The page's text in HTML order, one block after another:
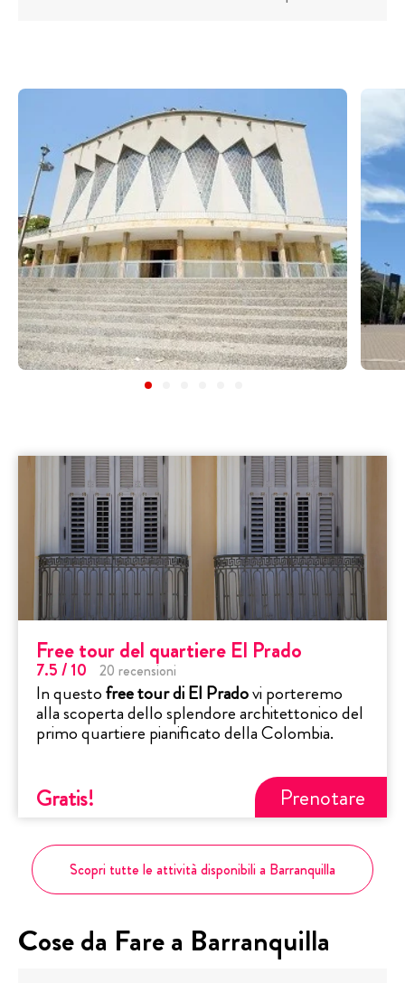
Free tour del quartiere El Prado
7.5/ 10 20 recensioni
In questofree tour di El Pradovi porteremo
alla scoperta dello splendore architettonico del
primo quartiere pianificato della Colombia.
Gratis! Prenotare
Scopri tutte le attività disponibili a Barranquilla
Cose da Fare a Barranquilla